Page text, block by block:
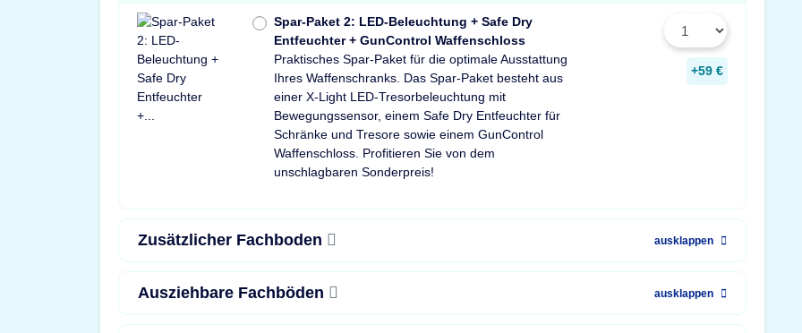
Spar-Paket 2: LED-Beleuchtung + Safe Dry
Entfeuchter + GunControl Waffenschloss
Praktisches Spar-Paket für die optimale Ausstattung
Ihres Waffenschranks. Das Spar-Paket besteht aus
einer X-Light LED-Tresorbeleuchtung mit
Bewegungssensor, einem Safe Dry Entfeuchter für
Schränke und Tresore sowie einem GunControl
Waffenschloss. Profitieren Sie von dem
unschlagbaren Sonderpreis!
+59 €
Zusätzlicher Fachboden ausklappen
Ausziehbare Fachböden ausklappen